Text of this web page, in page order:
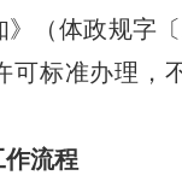
（体政规字〔
可标准办理，
作流程